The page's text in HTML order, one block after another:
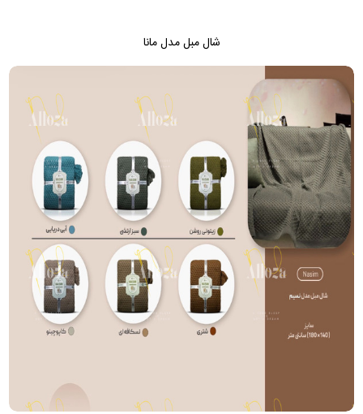
شال مبل مدل مانا